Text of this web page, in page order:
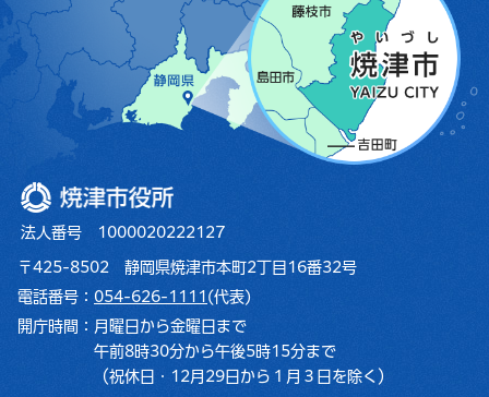
焼津市役所
法人番号 1000020222127
〒425-8502 静岡県焼津市本町2丁目16番32号
電話番号： 054-626-1111 (代表)
開庁時間： 月曜日から金曜日まで
午前8時30分から午後5時15分まで
（祝休日・12月29日から１月３日を除く）